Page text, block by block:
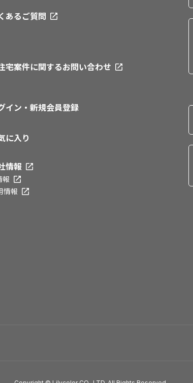
あるご質問
宅案件に関するお問い合わせ
イン・新規会員登録
に入り
情報
報
情報